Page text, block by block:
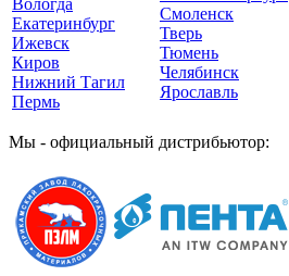
Вологда
Екатеринбург
Ижевск
Киров
Нижний Тагил
Пермь
Смоленск
Тверь
Тюмень
Челябинск
Ярославль
Мы - официальный дистрибьютор: